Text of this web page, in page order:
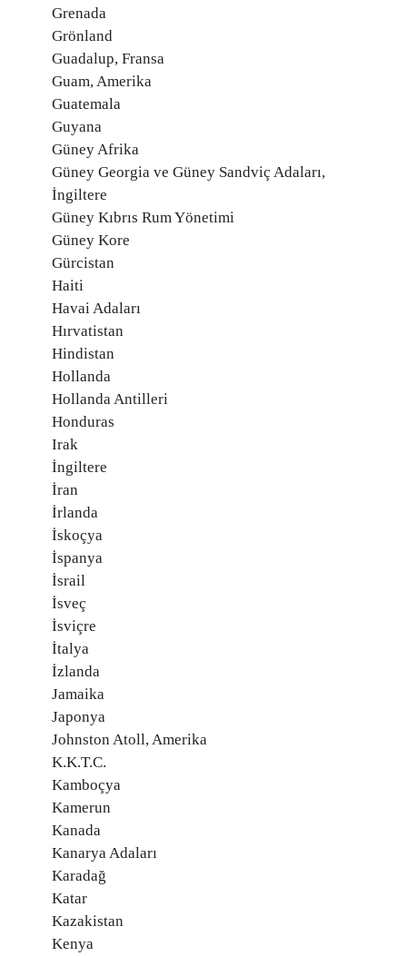
Grenada
Grönland
Guadalup, Fransa
Guam, Amerika
Guatemala
Guyana
Güney Afrika
Güney Georgia ve Güney Sandviç Adaları,
İngiltere
Güney Kıbrıs Rum Yönetimi
Güney Kore
Gürcistan
Haiti
Havai Adaları
Hırvatistan
Hindistan
Hollanda
Hollanda Antilleri
Honduras
Irak
İngiltere
İran
İrlanda
İskoçya
İspanya
İsrail
İsveç
İsviçre
İtalya
İzlanda
Jamaika
Japonya
Johnston Atoll, Amerika
K.K.T.C.
Kamboçya
Kamerun
Kanada
Kanarya Adaları
Karadağ
Katar
Kazakistan
Kenya